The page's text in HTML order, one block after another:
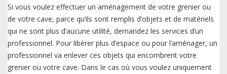
Si vous voulez effectuer un aménagement de votre grenier ou
de votre cave, parce qu’ils sont remplis d’objets et de matériels
qui ne sont plus d’aucune utilité, demandez les services d’un
professionnel. Pour libérer plus d’espace ou pour l’aménager, un
professionnel va enlever ces objets qui encombrent votre
grenier ou votre cave. Dans le cas où vous voulez uniquement